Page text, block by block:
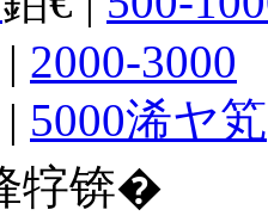
| 2000-3000
| 5000浠ヤ笂
牸锛�